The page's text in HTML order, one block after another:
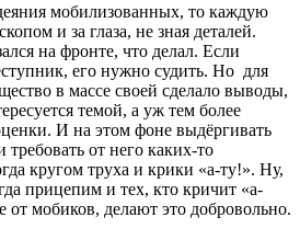
мобилизованных, то каждую
и за глаза, не зная деталей.
на фронте, что делал. Если
его нужно судить. Но для
в массе своей сделало выводы,
темой, а уж тем более
И на этом фоне выдёргивать
от него каких-то
кругом труха и крики «а-ту!». Ну,
прицепим и тех, кто кричит «а-
от мобиков, делают это добровольно.